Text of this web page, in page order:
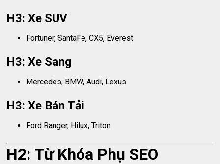
H3: Xe SUV
Fortuner, SantaFe, CX5, Everest
H3: Xe Sang
Mercedes, BMW, Audi, Lexus
H3: Xe Bán Tải
Ford Ranger, Hilux, Triton
H2: Từ Khóa Phụ SEO